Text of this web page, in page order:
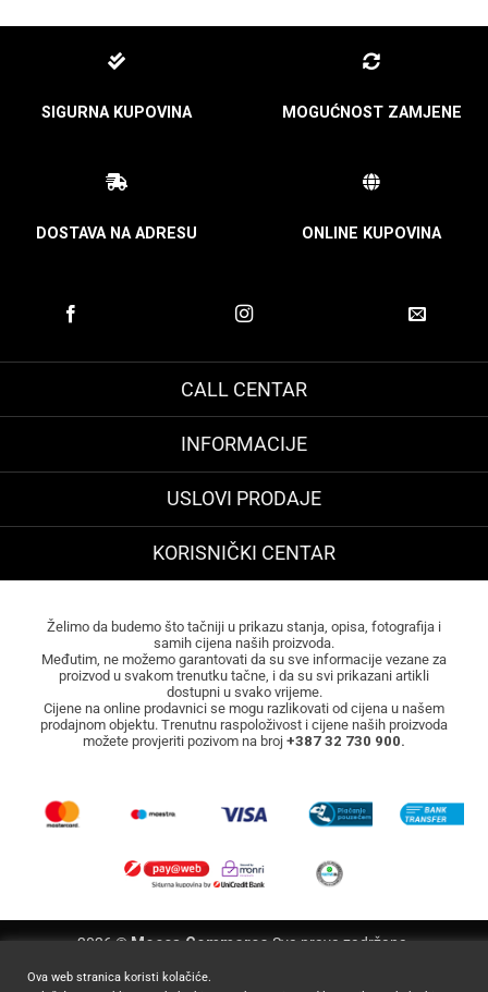
SIGURNA KUPOVINA MOGUĆNOST ZAMJENE
DOSTAVA NA ADRESU ONLINE KUPOVINA
CALL CENTAR
INFORMACIJE
USLOVI PRODAJE
KORISNIČKI CENTAR
Želimo da budemo što tačniji u prikazu stanja, opisa, fotografija i
samih cijena naših proizvoda.
Međutim, ne možemo garantovati da su sve informacije vezane za
proizvod u svakom trenutku tačne, i da su svi prikazani artikli
dostupni u svako vrijeme.
Cijene na online prodavnici se mogu razlikovati od cijena u našem
prodajnom objektu. Trenutnu raspoloživost i cijene naših proizvoda
možete provjeriti pozivom na broj +387 32 730 900.
2026 ©Mocca CommerceSva prava zadržana.
Ova web stranica koristi kolačiće.